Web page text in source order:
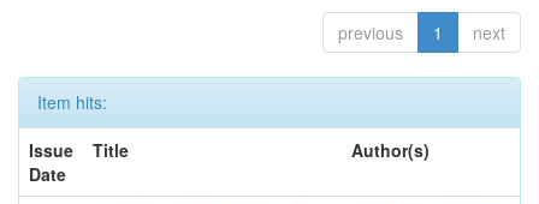
previous 1 next
Item hits:
Issue
Date
Title Author(s)